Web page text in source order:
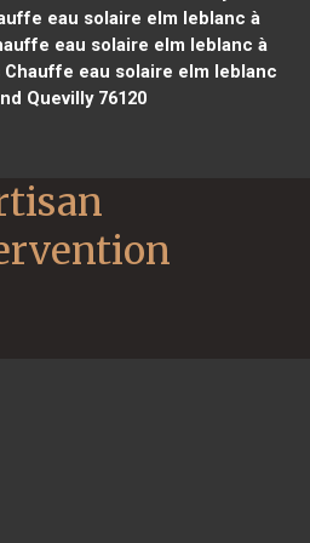
eau solaire elm leblanc à
eau solaire elm leblanc à
Chauffe eau solaire elm leblanc
Quevilly 76120